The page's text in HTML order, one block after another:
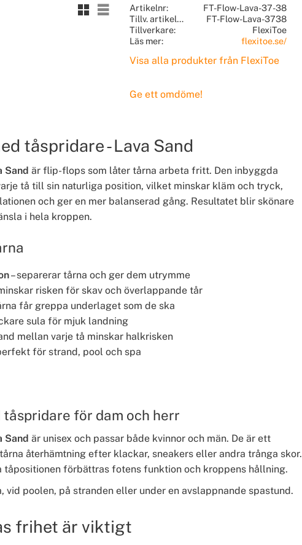
Rutnätsvy
Listvy Artikelnr
FT-Flow-Lava-37-38
Tillv. artikelnr
FT-Flow-Lava-3738
Tillverkare
FlexiToe
Läs mer
flexitoe.se/
Visa alla produkter från FlexiToe
Ge ett omdöme!
tåspridare - Lava Sand
Sand är flip-flops som låter tårna arbeta fritt. Den inbyggda
tå till sin naturliga position, vilket minskar kläm och tryck,
och ger en mer balanserad gång. Resultatet blir skönare
i hela kroppen.
– separerar tårna och ger dem utrymme
risken för skav och överlappande tår
får greppa underlaget som de ska
sula för mjuk landning
mellan varje tå minskar halkrisken
för strand, pool och spa
för dam och herr
Sand är unisex och passar både kvinnor och män. De är ett
återhämtning efter klackar, sneakers eller andra trånga skor.
tåpositionen förbättras fotens funktion och kroppens hållning.
vid poolen, på stranden eller under en avslappnande spastund.
frihet är viktigt